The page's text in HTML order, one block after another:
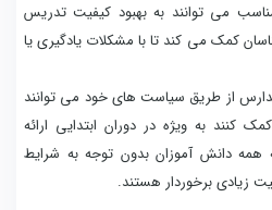
می توانند به بهبود کیفیت تدریس
کمک می کند تا با مشکلات یادگیری یا
از طریق سیاست های خود می توانند
کنند به ویژه در دوران ابتدایی ارائه
همه دانش آموزان بدون توجه به شرایط
زیادی برخوردار هستند.